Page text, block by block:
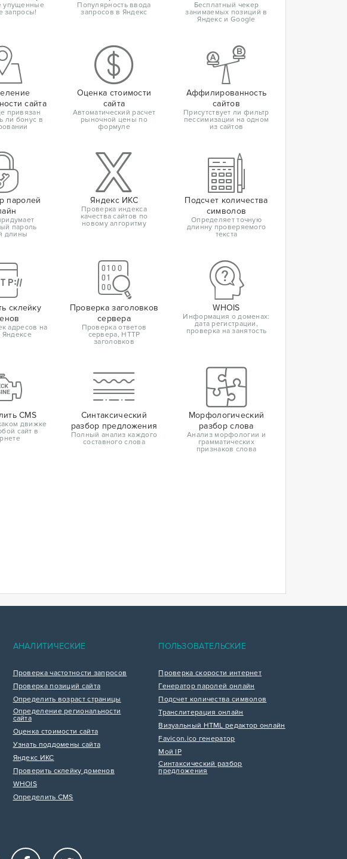
упущенные
запросы!
Популярность ввода
запросов в Яндекс
Бесплатный чекер
занимаемых позиций в
Яндекс и Google
сайта
привязан
ли бонус в
Оценка стоимости
сайта
Автоматический расчет
рыночной цены по
формуле
Аффилированность
сайтов
Присутствует ли фильтр
пессимизации на одном
из сайтов
паролей
пароль
длины
Яндекс ИКС
Проверка индекса
качества сайтов по
новому алгоритму
Подсчет количества
символов
Определяет точную
длинну проверяемого
текста
склейку
адресов на
Яндексе
Проверка заголовков
сервера
Проверка ответов
сервера, HTTP
заголовков
WHOIS
Информация о доменах:
дата регистрации,
проверка на занятость
CMS
движке
сайт в
Синтаксический
разбор предложения
Полный анализ каждого
составного слова
Морфологический
разбор слова
Анализ морфологии и
грамматических
признаков слова
АНАЛИТИЧЕСКИЕ
Проверка частотности запросов
Проверка позиций сайта
Определить возраст страницы
Определение региональности
сайта
Оценка стоимости сайта
Узнать поддомены сайта
Яндекс ИКС
Проверить склейку доменов
WHOIS
Определить CMS
ПОЛЬЗОВАТЕЛЬСКИЕ
Проверка скорости интернет
Генератор паролей онлайн
Подсчет количества символов
Транслитерация онлайн
Визуальный HTML редактор онлайн
Favicon.ico генератор
Мой IP
Синтаксический разбор
предложения